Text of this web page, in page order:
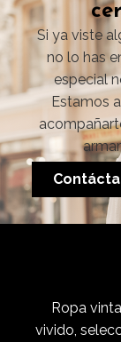
Si ya viste
no lo has
especial
Estamos
Ropa
vivido,